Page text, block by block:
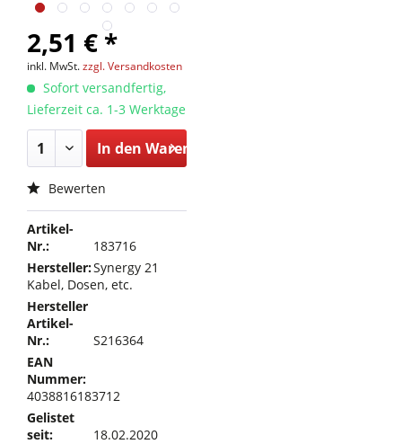
2,51 € *
inkl. MwSt.zzgl. Versandkosten
Sofort versandfertig,
Lieferzeit ca. 1-3 Werktage
In den Warenkorb
Bewerten
Artikel-
Nr.:
183716
Hersteller:Synergy 21
Kabel, Dosen, etc.
Hersteller
Artikel-
Nr.:
S216364
EAN
Nummer:
4038816183712
Gelistet
seit:
18.02.2020